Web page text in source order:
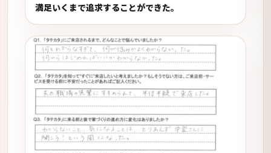
満足いくまで追求することができた。